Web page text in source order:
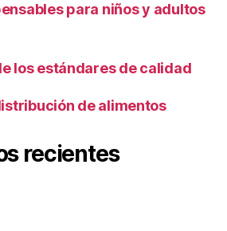
para niños y adultos
los estándares de calidad
de alimentos
recientes